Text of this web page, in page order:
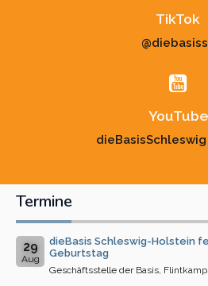
TikTok
YouTube
Termine
29
Aug
dieBasis Schleswig-Holstein
Geburtstag
Geschäftsstelle der Basis,